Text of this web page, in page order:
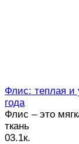
Флис: теплая и
года
Флис – это
ткань
03.1к.